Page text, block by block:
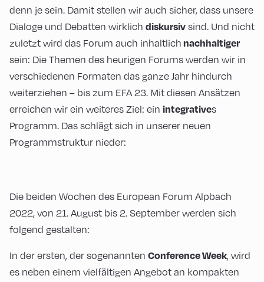
denn je sein. Damit stellen wir auch sicher, dass unsere
Dialoge und Debatten wirklich diskursiv sind. Und nicht
zuletzt wird das Forum auch inhaltlich nachhaltiger
sein: Die Themen des heurigen Forums werden wir in
verschiedenen Formaten das ganze Jahr hindurch
weiterziehen – bis zum EFA 23. Mit diesen Ansätzen
erreichen wir ein weiteres Ziel: ein integratives
Programm. Das schlägt sich in unserer neuen
Programmstruktur nieder:
Die beiden Wochen des European Forum Alpbach
2022, von 21. August bis 2. September werden sich
folgend gestalten:
In der ersten, der sogenannten Conference Week, wird
es neben einem vielfältigen Angebot an kompakten